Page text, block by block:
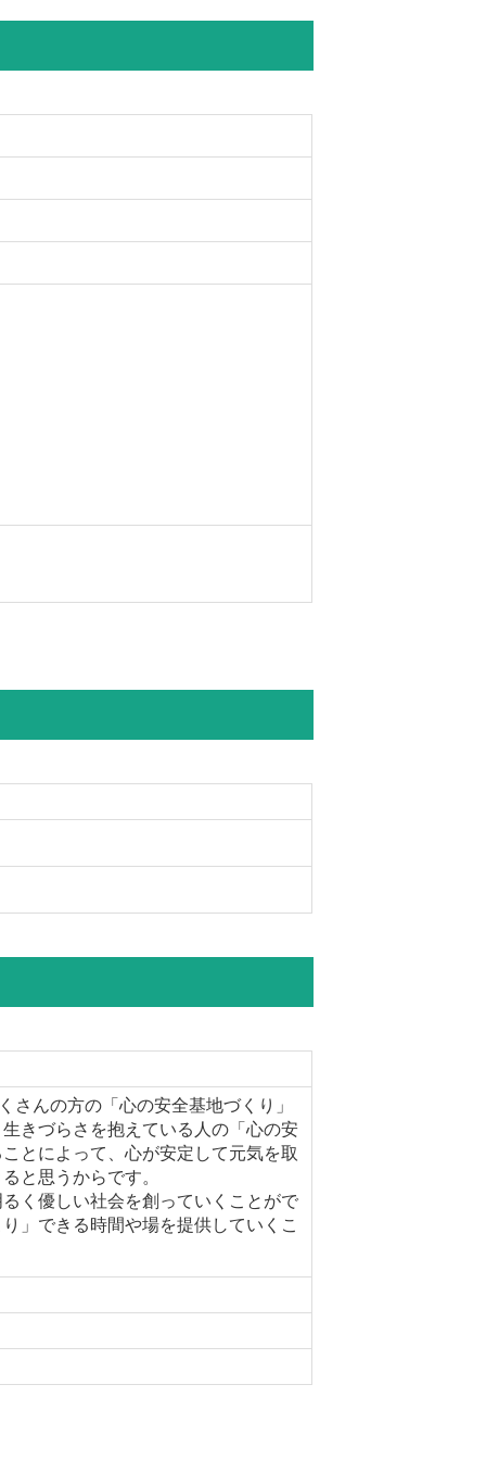
んの方の「心の安全基地づくり」
きづらさを抱えている人の「心の安
とによって、心が安定して元気を取
と思うからです。
く優しい社会を創っていくことがで
」できる時間や場を提供していくこ